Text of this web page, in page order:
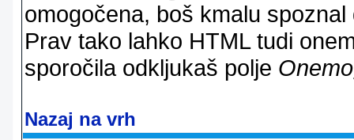
omogočena, boš kmalu
Prav tako lahko HTML tudi
sporočila odkljukaš polje
Nazaj na vrh